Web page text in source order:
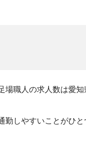
場職人の求人数は愛
勤しやすいことがひ